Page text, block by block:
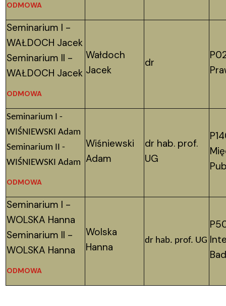
ODMOWA
Seminarium I -
WAŁDOCH Jacek
Seminarium II -
WAŁDOCH Jacek
ODMOWA
Wałdoch
Jacek
dr
Seminarium I -
WIŚNIEWSKI Adam
Seminarium II -
WIŚNIEWSKI Adam
ODMOWA
Wiśniewski
Adam
dr hab. prof.
UG
Seminarium I -
WOLSKA Hanna
Seminarium II -
WOLSKA Hanna
ODMOWA
Wolska
Hanna
dr hab. prof. UG